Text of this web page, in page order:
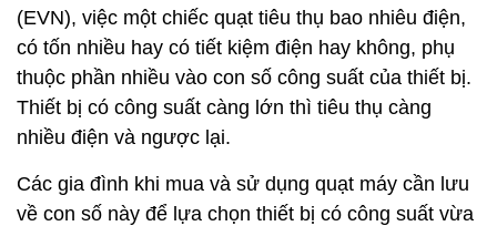
(EVN), việc một chiếc quạt tiêu thụ bao nhiêu điện,
có tốn nhiều hay có tiết kiệm điện hay không, phụ
thuộc phần nhiều vào con số công suất của thiết bị.
Thiết bị có công suất càng lớn thì tiêu thụ càng
nhiều điện và ngược lại.
Các gia đình khi mua và sử dụng quạt máy cần lưu
về con số này để lựa chọn thiết bị có công suất vừa